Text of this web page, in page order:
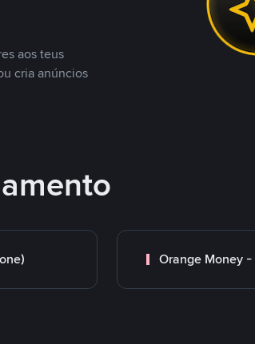
aos teus
cria anúncios
Orange Money -